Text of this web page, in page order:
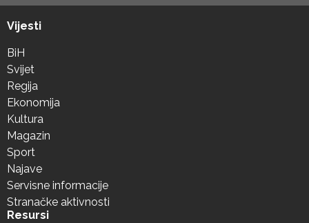
Vijesti
BiH
Svijet
Regija
Ekonomija
Kultura
Magazin
Sport
Najave
Servisne informacije
Stranačke aktivnosti
Resursi